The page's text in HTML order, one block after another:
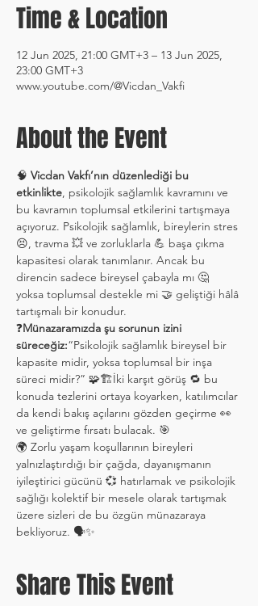
Time & Location
12 Jun 2025, 21:00 GMT+3 – 13 Jun 2025,
23:00 GMT+3
www.youtube.com/@Vicdan_Vakfi
About the Event
🧠 Vicdan Vakfı’nın düzenlediği bu
etkinlikte, psikolojik sağlamlık kavramını ve
bu kavramın toplumsal etkilerini tartışmaya
açıyoruz. Psikolojik sağlamlık, bireylerin stres
😣, travma 💥 ve zorluklarla 💪 başa çıkma
kapasitesi olarak tanımlanır. Ancak bu
direncin sadece bireysel çabayla mı 🤔
yoksa toplumsal destekle mi 🤝 geliştiği hâlâ
tartışmalı bir konudur.
❓Münazaramızda şu sorunun izini
süreceğiz:“Psikolojik sağlamlık bireysel bir
kapasite midir, yoksa toplumsal bir inşa
süreci midir?” 🧩🏗️İki karşıt görüş 🔁 bu
konuda tezlerini ortaya koyarken, katılımcılar
da kendi bakış açılarını gözden geçirme 👀
ve geliştirme fırsatı bulacak. 🎯
🌍 Zorlu yaşam koşullarının bireyleri
yalnızlaştırdığı bir çağda, dayanışmanın
iyileştirici gücünü 💞 hatırlamak ve psikolojik
sağlığı kolektif bir mesele olarak tartışmak
üzere sizleri de bu özgün münazaraya
bekliyoruz. 🗣️✨
Share This Event